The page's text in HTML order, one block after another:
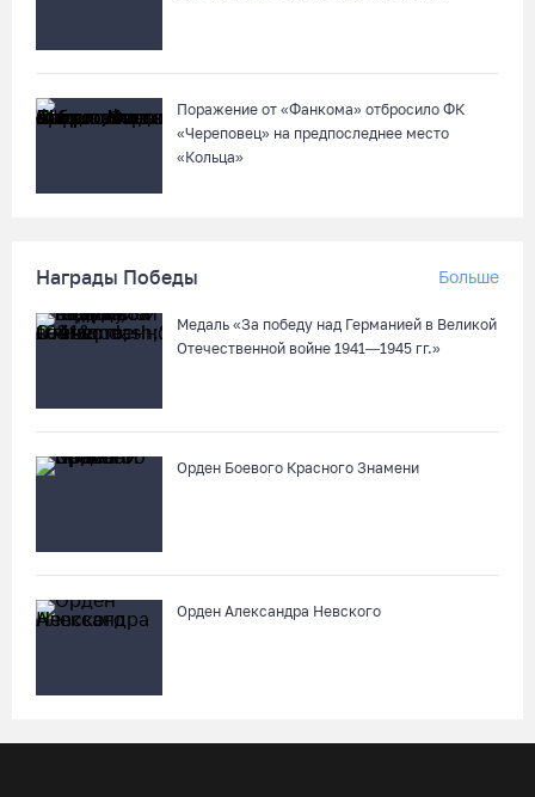
Поражение от «Фанкома» отбросило ФК
«Череповец» на предпоследнее место
«Кольца»
Награды Победы Больше
Медаль «За победу над Германией в Великой
Отечественной войне 1941—1945 гг.»
Орден Боевого Красного Знамени
Орден Александра Невского